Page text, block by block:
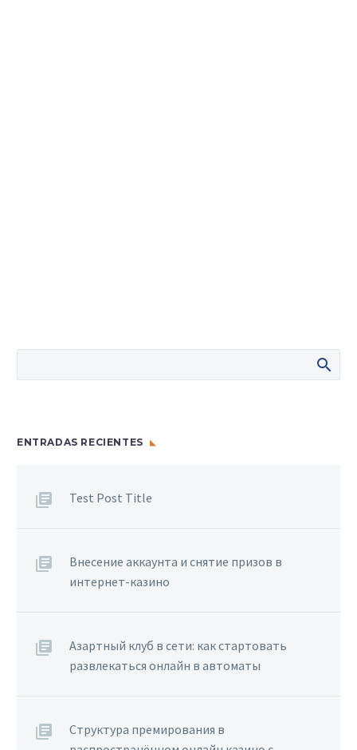
ENTRADAS RECIENTES
Test Post Title
Внесение аккаунта и снятие призов в
интернет-казино
Азартный клуб в сети: как стартовать
развлекаться онлайн в автоматы
Структура премирования в